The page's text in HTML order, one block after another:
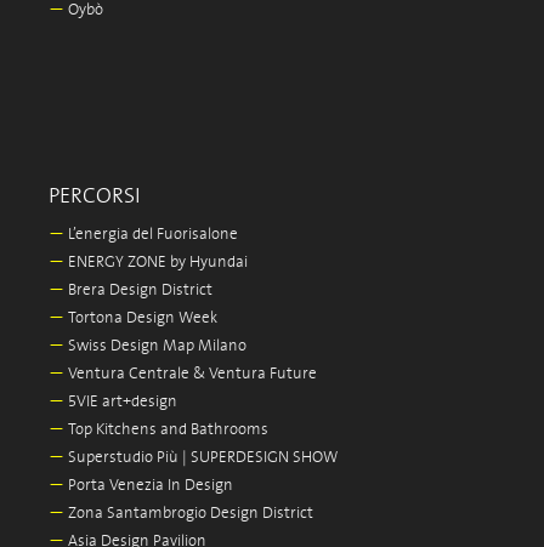
— Oybò
PERCORSI
— L’energia del Fuorisalone
— ENERGY ZONE by Hyundai
— Brera Design District
— Tortona Design Week
— Swiss Design Map Milano
— Ventura Centrale & Ventura Future
— 5VIE art+design
— Top Kitchens and Bathrooms
— Superstudio Più | SUPERDESIGN SHOW
— Porta Venezia In Design
— Zona Santambrogio Design District
— Asia Design Pavilion